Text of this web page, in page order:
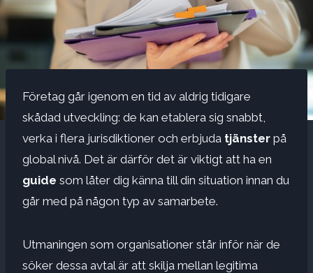
Företag går igenom en tid av aldrig tidigare
skådad utveckling: de kan etablera sig snabbt,
verka i flera jurisdiktioner och erbjuda tjänster på
global nivå. Det är därför det är viktigt att ha en
guide som låter dig känna till din situation innan du
går med på någon typ av samarbete.
Utmaningen som organisationer står inför när de
söker dessa avtal är att skilja mellan legitima